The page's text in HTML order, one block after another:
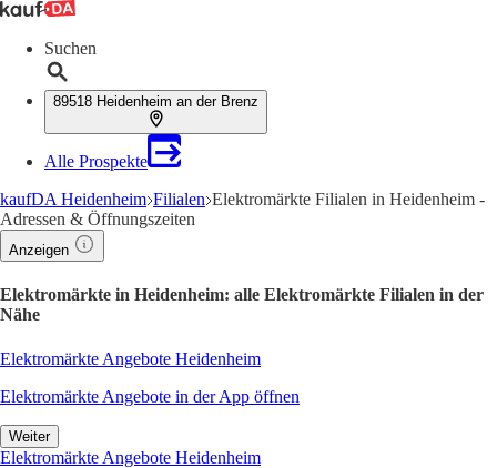
Suchen
89518 Heidenheim an der Brenz
Alle Prospekte
kaufDA Heidenheim Filialen Elektromärkte Filialen in Heidenheim -
Adressen & Öffnungszeiten
Anzeigen
Elektromärkte in Heidenheim: alle Elektromärkte Filialen in der
Nähe
Elektromärkte Angebote Heidenheim
Elektromärkte Angebote in der App öffnen
Weiter
Elektromärkte Angebote Heidenheim